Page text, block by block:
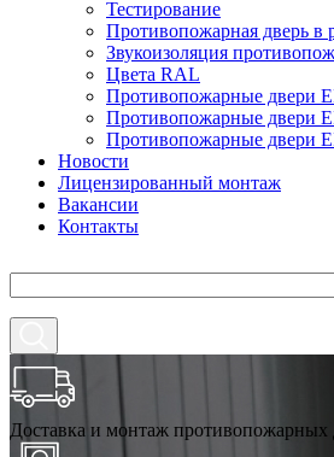
Тестирование
Противопожарная дверь в
Звукоизоляция
Цвета RAL
Противопожарные двери
Противопожарные двери
Противопожарные двери
Новости
Лицензированный монтаж
Вакансии
Контакты
Доставка и монтаж противопожарных